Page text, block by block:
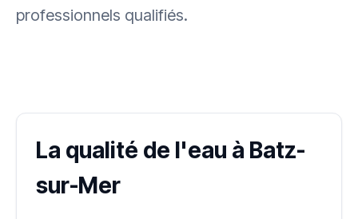
professionnels qualifiés.
La qualité de l'eau à Batz-
sur-Mer